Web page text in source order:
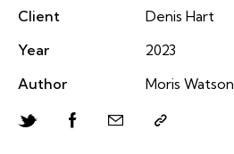
Client
Denis Hart
Year
2023
Author
Moris Watson
Twitter-FacebookShare-Copy